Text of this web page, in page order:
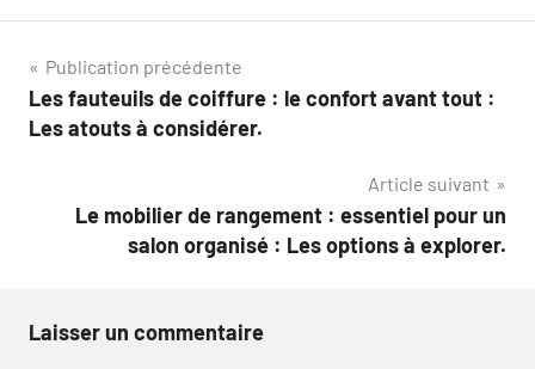
Navigation
de
Publication précédente
Les fauteuils de coiffure : le confort avant tout :
Les atouts à considérer.
Article suivant
Le mobilier de rangement : essentiel pour un
salon organisé : Les options à explorer.
Laisser un commentaire